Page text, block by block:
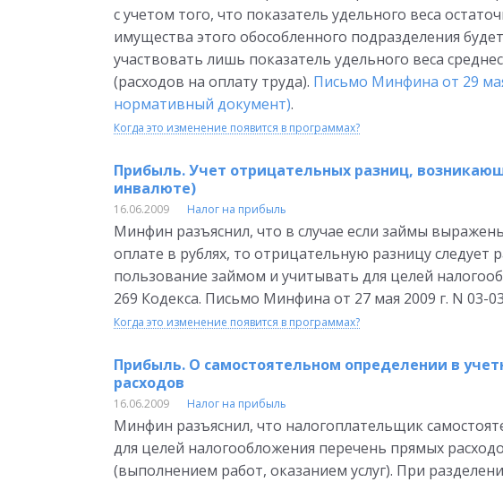
с учетом того, что показатель удельного веса
имущества этого обособленного подразделения
участвовать лишь показатель удельного веса
(расходов на оплату труда). Письмо Минфина от 29
нормативный документ).
Когда это изменение появится в программах?
Прибыль. Учет отрицательных разниц,
инвалюте)
16.06.2009 Налог на прибыль
Минфин разъяснил, что в случае если займы
оплате в рублях, то отрицательную разницу следует
пользование займом и учитывать для целей
269 Кодекса. Письмо Минфина от 27 мая 2009 г. N 03-
Когда это изменение появится в программах?
Прибыль. О самостоятельном определении в
расходов
16.06.2009 Налог на прибыль
Минфин разъяснил, что налогоплательщик
для целей налогообложения перечень прямых
(выполнением работ, оказанием услуг). При